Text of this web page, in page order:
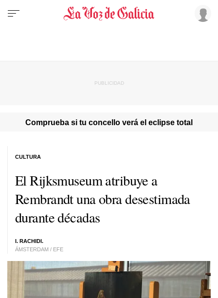
Comprueba si tu concello verá el eclipse total
El Rijksmuseum atribuye a
Rembrandt una obra desestimada
durante décadas
I. RACHIDI.
ÁMSTERDAM / EFE
CULTURA